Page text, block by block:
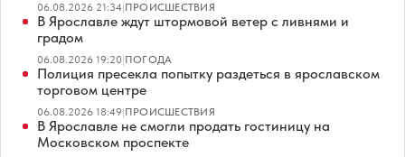
06.08.2026 21:34|ПРОИСШЕСТВИЯ
В Ярославле ждут штормовой ветер с ливнями и
градом
06.08.2026 19:20|ПОГОДА
Полиция пресекла попытку раздеться в ярославском
торговом центре
06.08.2026 18:49|ПРОИСШЕСТВИЯ
В Ярославле не смогли продать гостиницу на
Московском проспекте